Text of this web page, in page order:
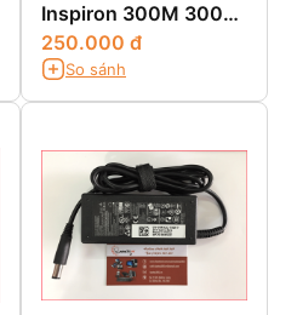
Inspiron 300M 3000
3200 3500 3700
3800
250.000 đ
So sánh